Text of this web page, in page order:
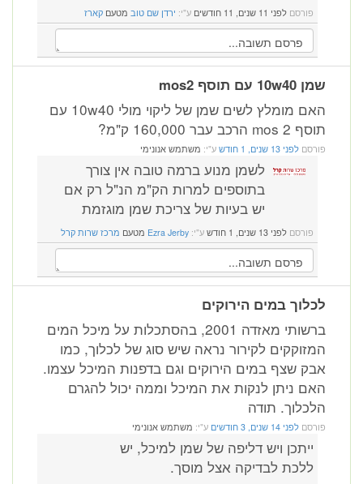
פורסם לפני 11 שנים, 11 חודשים ע"י: ירדן שם טוב מטעם קארז
שמן 10w40 עם תוסף mos2
האם מומלץ לשים שמן של ליקוי מולי 10w40 עם
תוסף mos 2 הרכב עבר 160,000 ק"מ?
פורסם לפני 13 שנים, 1 חודש ע"י: משתמש אנונימי
לשמן מנוע ברמה טובה אין צורך
בתוספים למרות הק"מ הנ"ל רק אם
יש בעיות של צריכת שמן מוגזמת
פורסם לפני 13 שנים, 1 חודש ע"י: Ezra Jerby מטעם מרכז שרות קרל
לכלוך במים הירוקים
ברשותי מאזדה 2001, בהסתכלות על מיכל המים
המזוקקים לקירור נראה שיש סוג של לכלוך, כמו
אבק שצף במים הירוקים וגם בדפנות המיכל עצמו.
האם ניתן לנקות את המיכל וממה יכול להגרם
הלכלוך. תודה
פורסם לפני 14 שנים, 3 חודשים ע"י: משתמש אנונימי
ייתכן ויש דליפה של שמן למיכל, יש
ללכת לבדיקה אצל מוסך.